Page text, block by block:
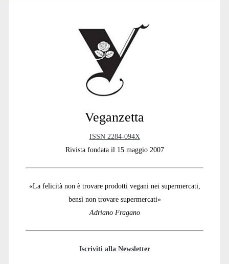
Veganzetta
ISSN 2284-094X
Rivista fondata il 15 maggio 2007
«La felicità non è trovare prodotti vegani nei supermercati,
bensì non trovare supermercati»
Adriano Fragano
Iscriviti alla Newsletter